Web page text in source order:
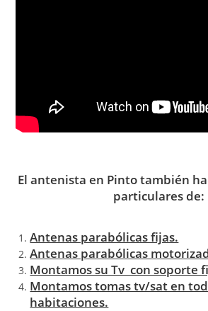
El antenista en Pinto también
particulares de:
Antenas parabólicas fijas.
Antenas parabólicas
Montamos su Tv con soporte
Montamos tomas tv/sat en
habitaciones.